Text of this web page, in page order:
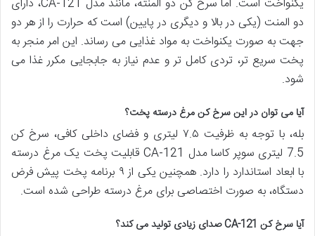
یکنواخت است. اما سرخ کن دو المنته، مانند مدل CA-121، دارای
دو المنت (یکی در بالا و دیگری در پایین) است که حرارت را از هر دو
جهت به صورت یکنواخت به مواد غذایی می رساند. این امر منجر به
پخت سریع تر، تردی کامل تر و عدم نیاز به جابجایی مکرر غذا می
شود.
آیا می توان در این سرخ کن مرغ درسته پخت؟
بله، با توجه به ظرفیت ۷.۵ لیتری و فضای داخلی کافی، سرخ کن
7.5 لیتری سوپر کاسا مدل CA-121 قابلیت پخت یک مرغ درسته
با ابعاد استاندارد را دارد. همچنین یکی از ۹ برنامه پخت پیش فرض
دستگاه، به صورت اختصاصی برای مرغ درسته طراحی شده است.
آیا سرخ کن CA-121 صدای زیادی تولید می کند؟